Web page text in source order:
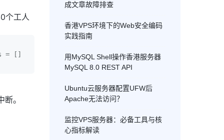
个工人
= []    for _ in range(num):        # 创建异步任务（不
。
成文章故障排查
香港VPS环境下的Web安全编码
实践指南
用MySQL Shell操作香港服务器
MySQL 8.0 REST API
Ubuntu云服务器配置UFW后
Apache无法访问？
监控VPS服务器：必备工具与核
心指标解读